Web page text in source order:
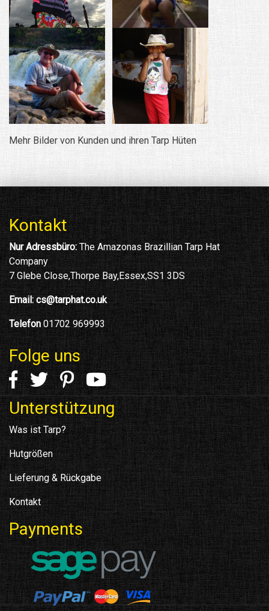
Mehr Bilder von Kunden und ihren Tarp Hüten
Kontakt
Nur Adressbüro: The Amazonas Brazillian Tarp Hat
Company
7 Glebe Close,Thorpe Bay,Essex,SS1 3DS
Email:cs@tarphat.co.uk
Telefon 01702 969993
Folge uns
Unterstützung
Was ist Tarp?
Hutgrößen
Lieferung & Rückgabe
Kontakt
Payments